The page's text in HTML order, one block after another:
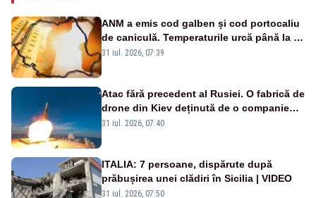
ANM a emis cod galben și cod portocaliu
de caniculă. Temperaturile urcă până la 38
de grade, iar nopțile devin tropicale
31 iul. 2026, 07:39
Atac fără precedent al Rusiei. O fabrică de
drone din Kiev deținută de o companie
americană, distrusă de o rachetă
31 iul. 2026, 07:40
ITALIA: 7 persoane, dispărute după
prăbușirea unei clădiri în Sicilia | VIDEO
31 iul. 2026, 07:50